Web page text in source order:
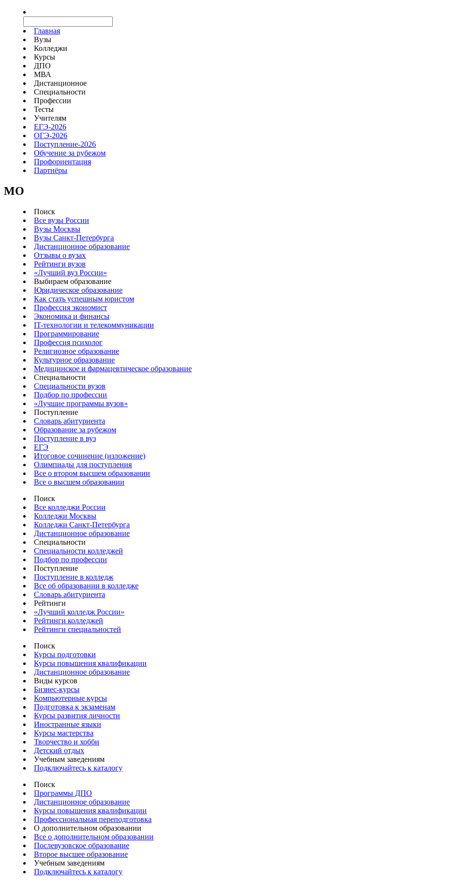
Главная
Вузы
Колледжи
Курсы
ДПО
МВА
Дистанционное
Специальности
Профессии
Тесты
Учителям
ЕГЭ-2026
ОГЭ-2026
Поступление-2026
Обучение за рубежом
Профориентация
Партнёры
MO
Поиск
Все вузы России
Вузы Москвы
Вузы Санкт-Петербурга
Дистанционное образование
Отзывы о вузах
Рейтинги вузов
«Лучший вуз России»
Выбираем образование
Юридическое образование
Как стать успешным юристом
Профессия экономист
Экономика и финансы
IT-технологии и телекоммуникации
Программирование
Профессия психолог
Религиозное образование
Культурное образование
Медицинское и фармацевтическое образование
Специальности
Специальности вузов
Подбор по профессии
«Лучшие программы вузов»
Поступление
Словарь абитуриента
Образование за рубежом
Поступление в вуз
ЕГЭ
Итоговое сочинение (изложение)
Олимпиады для поступления
Все о втором высшем образовании
Все о высшем образовании
Поиск
Все колледжи России
Колледжи Москвы
Колледжи Санкт-Петербурга
Дистанционное образование
Специальности
Специальности колледжей
Подбор по профессии
Поступление
Поступление в колледж
Все об образовании в колледже
Словарь абитуриента
Рейтинги
«Лучший колледж России»
Рейтинги колледжей
Рейтинги специальностей
Поиск
Курсы подготовки
Курсы повышения квалификации
Дистанционное образование
Виды курсов
Бизнес-курсы
Компьютерные курсы
Подготовка к экзаменам
Курсы развития личности
Иностранные языки
Курсы мастерства
Творчество и хобби
Детский отдых
Учебным заведениям
Подключайтесь к каталогу
Поиск
Программы ДПО
Дистанционное образование
Курсы повышения квалификации
Профессиональная переподготовка
О дополнительном образовании
Все о дополнительном образовании
Послевузовское образование
Второе высшее образование
Учебным заведениям
Подключайтесь к каталогу